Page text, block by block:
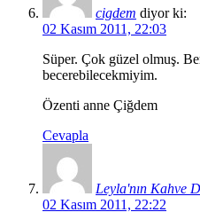
cigdem diyor ki:
02 Kasım 2011, 22:03
Süper. Çok güzel olmuş.
becerebilecekmiyim.
Özenti anne Çiğdem
Cevapla
Leyla'nın Kahve
02 Kasım 2011, 22:22